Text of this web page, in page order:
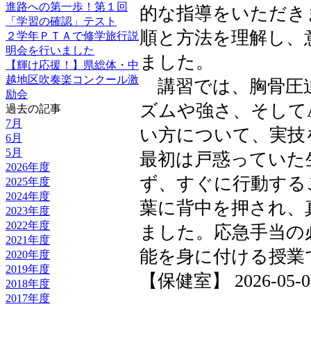
進路への第一歩！第１回
「学習の確認」テスト
２学年ＰＴＡで修学旅行説
明会を行いました
【輝け応援！】県総体・中
越地区吹奏楽コンクール激
励会
過去の記事
7月
6月
5月
2026年度
2025年度
2024年度
2023年度
2022年度
2021年度
2020年度
2019年度
2018年度
2017年度
的な指導をいただ
順と方法を理解し
ました。
講習では、胸骨圧
ズムや強さ、そし
い方について、実
最初は戸惑ってい
ず、すぐに行動す
葉に背中を押され
ました。応急手当
能を身に付ける授業
【保健室】 2026-05-